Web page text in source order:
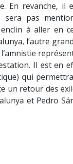
En revanche, il
pas
à aller en
l’autre
Il est en
qui
un retour des
et Pedro